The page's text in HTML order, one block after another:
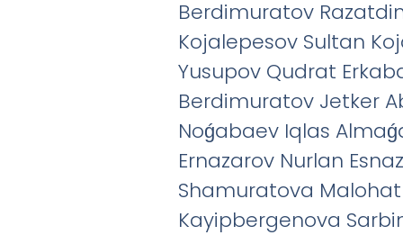
Berdimuratov
Kojalepesov Sultan
Yusupov Qudrat
Berdimuratov Jetker
Noǵabaev Iqlas
Ernazarov Nurlan
Shamuratova Malohat
Kayipbergenova